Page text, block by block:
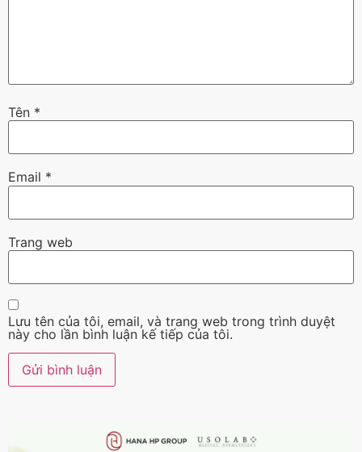
Tên *
Email *
Trang web
Lưu tên của tôi, email, và trang web trong trình duyệt
này cho lần bình luận kế tiếp của tôi.